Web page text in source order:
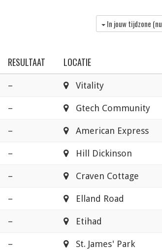
In jouw tijdzone (nu
RESULTAAT LOCATIE
– Vitality
– Gtech Community
– American Express
– Hill Dickinson
– Craven Cottage
– Elland Road
– Etihad
– St. James' Park